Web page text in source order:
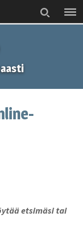
etsimäsi tai